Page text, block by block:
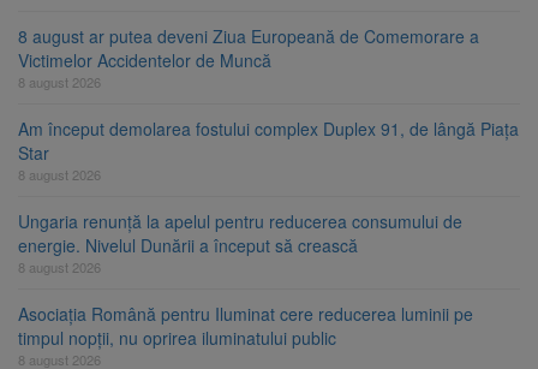
8 august ar putea deveni Ziua Europeană de Comemorare a
Victimelor Accidentelor de Muncă
8 august 2026
Am început demolarea fostului complex Duplex 91, de lângă Piața
Star
8 august 2026
Ungaria renunță la apelul pentru reducerea consumului de
energie. Nivelul Dunării a început să crească
8 august 2026
Asociația Română pentru Iluminat cere reducerea luminii pe
timpul nopții, nu oprirea iluminatului public
8 august 2026